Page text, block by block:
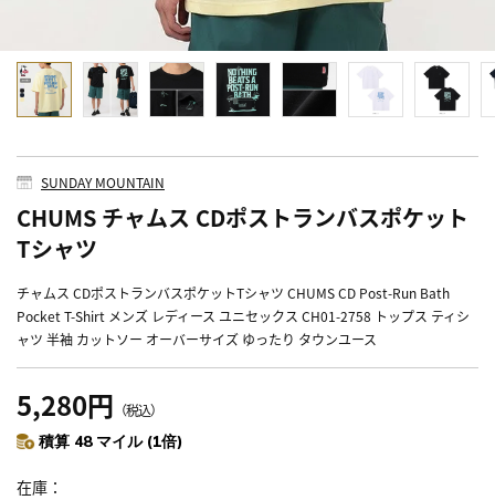
SUNDAY MOUNTAIN
CHUMS チャムス CDポストランバスポケット
Tシャツ
チャムス CDポストランバスポケットTシャツ CHUMS CD Post-Run Bath
Pocket T-Shirt メンズ レディース ユニセックス CH01-2758 トップス ティシ
ャツ 半袖 カットソー オーバーサイズ ゆったり タウンユース
5,280円 （税込）
積算 48 マイル (1倍)
在庫